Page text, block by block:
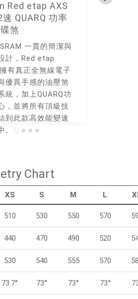
Red etap AXS
QUARQ 功率
煞
一貫的簡潔與
計，Red etap
有真正全無線電子
優異手感的油壓煞
統，加上QUARQ功
，並將所有頂級技
到此款高效能變速
。
Chart
XS S M L
510 530 550 570
440 470 490 520
530 540 555 570
73.7° 73° 73° 73°